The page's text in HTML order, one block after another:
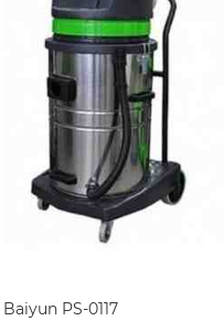
Baiyun PS-0117